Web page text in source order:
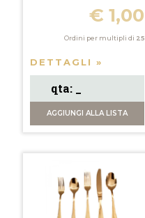
€ 1,00
Ordini per multipli di 25
DETTAGLI »
AGGIUNGIALLA LISTA